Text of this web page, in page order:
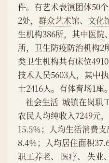
件。有艺术表演团体50
2处， 群众艺术馆、 文化
生机构386所，其中医院
所，卫生防疫防治机构2
类卫生机构共有床位
技术人员5603人，其中
士2416人。有体育场1座。
农民人均纯收入7249元
15.5％；人均生活消费
8.4％；人均居住面积
职工养老、 医疗、 失业